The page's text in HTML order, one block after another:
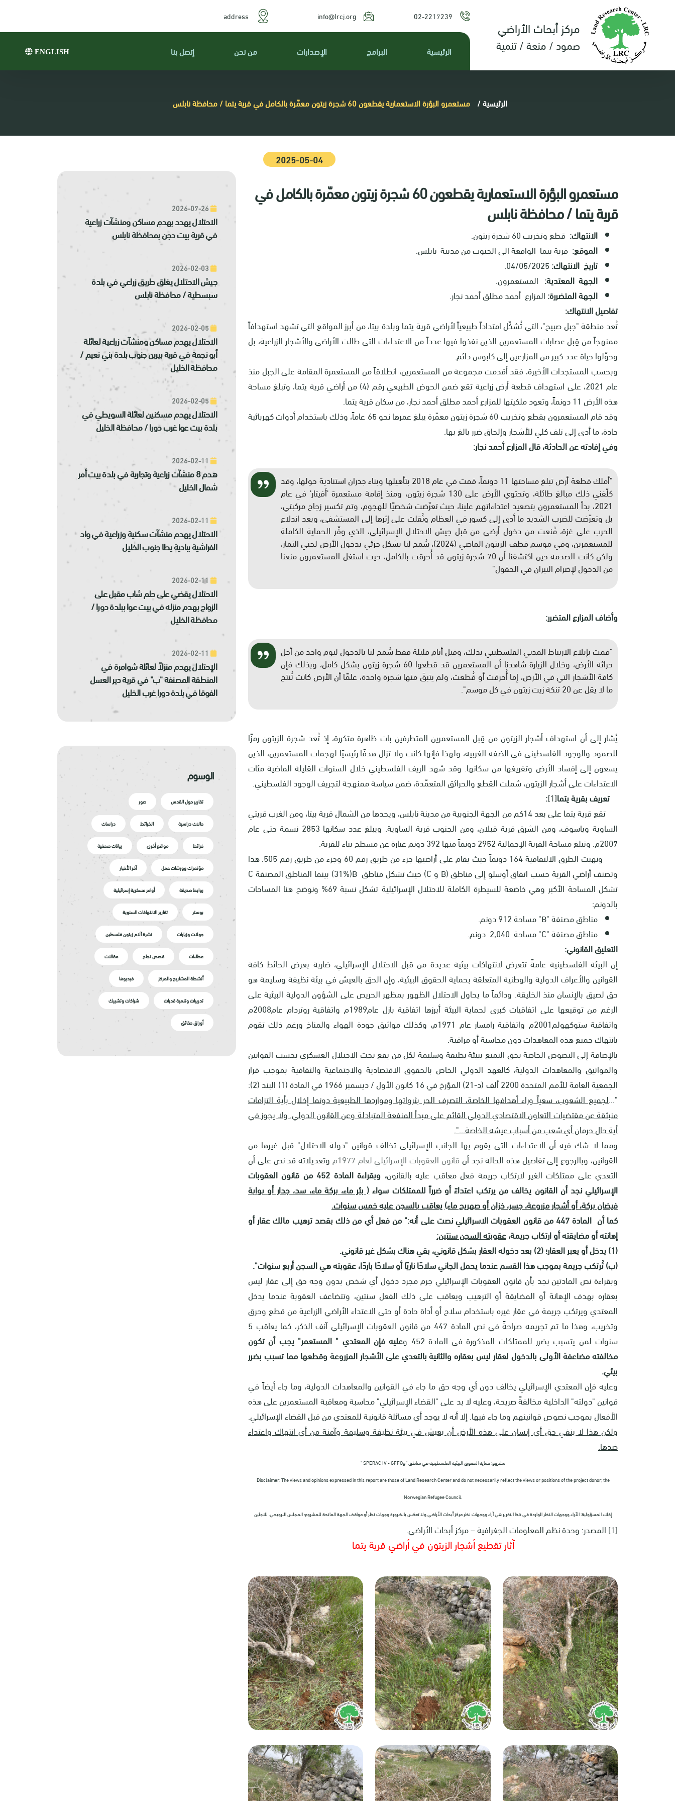
مركز أبحاث الأراضي
صمود / منعة / تنمية
02-2217239
info@lrcj.org
address
الرئيسية البرامج الإصدارات من نحن إتصل بنا ENGLISH
الرئيسية/ مستعمرو البؤرة الاستعمارية يقطعون 60 شجرة زيتون معمّرة بالكامل في قرية يتما / محافظة نابلس
2025-05-04
مستعمرو البؤرة الاستعمارية يقطعون 60 شجرة زيتون معمّرة بالكامل في
قرية يتما / محافظة نابلس
الانتهاك: قطع وتخريب 60 شجرة زيتون.
الموقع: قرية يتما الواقعة الى الجنوب من مدينة نابلس.
تاريخ الانتهاك:04/05/2025.
الجهة المعتدية: المستعمرون.
الجهة المتضررة:المزارع أحمد مطلق أحمد نجار.
تفاصيل الانتهاك:
تُعد منطقة "جبل صبيح"، التي تُشكّل امتداداً طبيعياً لأراضي قرية يتما وبلدة بيتا، من أبرز المواقع التي تشهد استهدافاً
ممنهجاً من قِبل عصابات المستعمرين الذين نفذوا فيها عدداً من الاعتداءات التي طالت الأراضي والأشجار الزراعية، بل
وحوّلوا حياة عدد كبير من المزارعين إلى كابوس دائم.
وبحسب المستجدات الأخيرة، فقد أقدمت مجموعة من المستعمرين، انطلاقاً من المستعمرة المقامة على الجبل منذ
عام 2021، على استهداف قطعة أرض زراعية تقع ضمن الحوض الطبيعي رقم (4) من أراضي قرية يتما، وتبلغ مساحة
هذه الأرض 11 دونماً، وتعود ملكيتها للمزارع أحمد مطلق أحمد نجار، من سكان قرية يتما.
وقد قام المستعمرون بقطع وتخريب 60 شجرة زيتون معمّرة يبلغ عمرها نحو 65 عاماً، وذلك باستخدام أدوات كهربائية
حادة، ما أدى إلى تلف كلي للأشجار وإلحاق ضرر بالغ بها.
وفي إفادته عن الحادثة، قال المزارع أحمد نجار:
"أملك قطعة أرض تبلغ مساحتها 11 دونماً، قمت في عام 2018 بتأهيلها وبناء جدران استنادية حولها، وقد
كلّفني ذلك مبالغ طائلة، وتحتوي الأرض على 130 شجرة زيتون، ومنذ إقامة مستعمرة 'أفيتار' في عام
2021، بدأ المستعمرون بتصعيد اعتداءاتهم علينا، حيث تعرّضت شخصيًا للهجوم، وتم تكسير زجاج مركبتي،
بل وتعرّضت للضرب الشديد ما أدى إلى كسور في العظام ونُقلت على إثرها إلى المستشفى، وبعد اندلاع
الحرب على غزة، مُنعت من دخول أرضي من قبل جيش الاحتلال الإسرائيلي، الذي وفّر الحماية الكاملة
للمستعمرين، وفي موسم قطف الزيتون الماضي (2024)، سُمح لنا بشكل جزئي بدخول الأرض لجني الثمار،
ولكن كانت الصدمة حين اكتشفنا أن 70 شجرة زيتون قد أُحرقت بالكامل، حيث استغل المستعمرون منعنا
من الدخول لإضرام النيران في الحقول"
وأضاف المزارع المتضرر:
"قمت بإبلاغ الارتباط المدني الفلسطيني بذلك، وقبل أيام قليلة فقط سُمح لنا بالدخول ليوم واحد من أجل
حراثة الأرض، وخلال الزيارة شاهدنا أن المستعمرين قد قطعوا 60 شجرة زيتون بشكل كامل، وبذلك فإن
كافة الأشجار التي في الأرض، إما أُحرقت أو قُطعت، ولم يتبقَ منها شجرة واحدة، علمًا أن الأرض كانت تُنتج
ما لا يقل عن 20 تنكة زيت زيتون في كل موسم".
يُشار إلى أن استهداف أشجار الزيتون من قِبل المستعمرين المتطرفين بات ظاهرة متكررة، إذ تُعد شجرة الزيتون رمزًا
للصمود والوجود الفلسطيني في الضفة الغربية، ولهذا فإنها كانت ولا تزال هدفًا رئيسيًا لهجمات المستعمرين، الذين
يسعون إلى إفساد الأرض وتفريغها من سكانها. وقد شهد الريف الفلسطيني خلال السنوات القليلة الماضية مئات
الاعتداءات على أشجار الزيتون، شملت القطع والحرائق المتعمّدة، ضمن سياسة ممنهجة لتجريف الوجود الفلسطيني.
تعريف بقرية يتما[1]
:
تقع قرية يتما على بعد 14كم من الجهة الجنوبية من مدينة نابلس، ويحدها من الشمال قرية بيتا، ومن الغرب قريتي
الساوية وياسوف، ومن الشرق قرية قبلان، ومن الجنوب قرية الساوية. ويبلغ عدد سكانها 2853 نسمة حتى عام
2007م. وتبلغ مساحة القرية الإجمالية 2952 دونماً منها 392 دونم عبارة عن مسطح بناء للقرية.
ونهبت الطرق الالتفافية 164 دونماً حيث يقام على أراضيها جزء من طريق رقم 60 وجزء من طريق رقم 505. هذا
وتصنف أراضي القرية حسب اتفاق أوسلو إلى مناطق (B و C) حيث تشكل مناطق B
(
31%) بينما المناطق المصنفةC
تشكل المساحة الأكبر وهي خاضعة للسيطرة الكاملة للاحتلال الإسرائيلية تشكل نسبة 69% ونوضح هنا المساحات
بالدونم:
مناطق مصنفة"B"مساحة 912 دونم
.
مناطق مصنفة "C" مساحة 2,040 دونم.
التعليق القانوني:
إن البيئة الفلسطينية عامةً تتعرض لانتهاكات بيئية عديدة من قبل الاحتلال الإسرائيلي، ضاربة بعرض الحائط كافة
القوانين والأعراف الدولية والوطنية المتعلقة بحماية الحقوق البيئية، وإن الحق بالعيش في بيئة نظيفة وسليمة هو
حق لصيق بالإنسان منذ الخليقة. ودائماً ما يحاول الاحتلال الظهور بمظهر الحريص على الشؤون الدولية البيئية على
الرغم من توقيعها على اتفاقيات كبرى لحماية البيئة أبرزها اتفاقية بازل عام1989م واتفاقية روتردام عام2008م
واتفاقية ستوكهولم2001م واتفاقية رامسار عام 1971م، وكذلك مواثيق جودة الهواء والمناخ ورغم ذلك تقوم
بانتهاك جميع هذه المعاهدات دون محاسبة أو مراقبة.
بالإضافة إلى النصوص الخاصة بحق التمتع ببيئة نظيفة وسليمة لكل من يقع تحت الاحتلال العسكري بحسب القوانين
والمواثيق والمعاهدات الدولية، كالعهد الدولي الخاص بالحقوق الاقتصادية والاجتماعية والثقافية بموجب قرار
الجمعية العامة للأمم المتحدة 2200 ألف (د-21) المؤرخ في 16 كانون الأول / ديسمبر 1966 في المادة (1) البند (2):
"...لجميع الشعوب، سعياً وراء أهدافها الخاصة، التصرف الحر بثرواتها ومواردها الطبيعية دونما إخلال بأية التزامات
منبثقة عن مقتضيات التعاون الاقتصادي الدولي القائم على مبدأ المنفعة المتبادلة وعن القانون الدولي. ولا يجوز في
أية حال حرمان أي شعب من أسباب عيشه الخاصة...".
ومما لا شك فيه أن الاعتداءات التي يقوم بها الجانب الإسرائيلي تخالف قوانين "دولة الاحتلال" قبل غيرها من
القوانين، وبالرجوع إلى تفاصيل هذه الحالة نجد أنقانون العقوبات الإسرائيلي لعام 1977م
وتعديلاته قد نص على أن
التعدي على ممتلكات الغير لارتكاب جريمة فعل معاقب عليه بالقانون
، وبقراءة المادة 452 من قانون العقوبات
الإسرائيلي نجد أن القانون يخالف من يرتكب اعتداءً أو ضرراً للممتلكات سواء( بئر ماء، بركة ماء، سد، جدار أو بوابة
فيضان بركة، أو أشجار مزروعة، جسر، خزان أو صهريج ماء)يعاقب بالسجن عليه خمس سنوات.
كما أن المادة 447 من قانون العقوبات الاسرائيلي نصت على أنه:" من فعل أي من ذلك بقصد ترهيب مالك عقار أو
إهانته أو مضايقته أو ارتكاب جريمة،عقوبته السجن سنتين:
(1) يدخل أو يعبر العقار؛ (2) بعد دخوله العقار بشكل قانوني، بقي هناك بشكل غير قانوني.
(ب) تُرتكب جريمة بموجب هذا القسم عندما يحمل الجاني سلاحًا ناريًا أو سلاحًا باردًا، عقوبته هي السجن أربع سنوات".
وبقراءة نص المادتين نجد بأن قانون العقوبات الإسرائيلي جرم مجرد دخول أي شخص بدون وجه حق إلى عقار ليس
بعقاره بهدف الإهانة أو المضايقة أو الترهيب ويعاقب على ذلك الفعل سنتين، وتتضاعف العقوبة عندما يدخل
المعتدي ويرتكب جريمة في عقار غيره باستخدام سلاح أو أداة حادة أو حتى الاعتداء الأراضي الزراعية من قطع وحرق
وتخريب، وهذا ما تم تجريمه صراحةً في نص المادة 447 من قانون العقوبات الإسرائيلي آنف الذكر، كما يعاقب 5
سنوات لمن يتسبب بضرر للممتلكات المذكورة في المادة 452 و
عليه فإن المعتدي " المستعمر" يجب أن تكون
مخالفته مضاعفة الأولى بالدخول لعقار ليس بعقاره والثانية بالتعدي على الأشجار المزروعة وقطعها مما تسبب بضرر
بيئي.
وعليه فإن المعتدي الإسرائيلي يخالف دون أي وجه حق ما جاء في القوانين والمعاهدات الدولية، وما جاء أيضاً في
قوانين "دولته" الداخلية مخالفةً صريحة، وعليه لا بد على "القضاء الإسرائيلي" محاسبة ومعاقبة المستعمرين على هذه
الأفعال بموجب نصوص قوانينهم وما جاء فيها. إلا أنه لا يوجد أي مسائلة قانونية للمعتدي من قبل القضاء الإسرائيلي.
ولكن هذا لا ينفي حق أي إنسان على هذه الأرض أن يعيش في بيئة نظيفة وسليمة وآمنة من أي انتهاك واعتداء
ضدها.
مشروع: حماية الحقوق البيئية الفلسطينية في مناطق "ج" SPERAC IV - GFFO
Disclaimer: The views and opinions expressed in this report are those of Land Research Center and do not necessarily reflect the views or positions of the project donor; the
Norwegian Refugee Council.
إخلاء المسؤولية: الآراء ووجهات النظر الواردة في هذا التقرير هي آراء ووجهات نظر مركز أبحاث الأراضي ولا تعكس بالضرورة وجهات نظر أو مواقف الجهة المانحة للمشروع؛ المجلس النرويجي. للاجئين
[1]المصدر: وحدة نظم المعلومات الجغرافية – مركز أبحاث الأراضي.
آثار تقطيع أشجار الزيتون في أراضي قرية يتما
الاحتلال يهدد بهدم مساكن ومنشآت زراعية
في قرية بيت دجن بمحافظة نابلس
جيش الاحتلال يغلق طريق زراعي في بلدة
سبسطية / محافظة نابلس
الاحتلال يهدم مساكن ومنشآت زراعية لعائلة
أبو نجمة في قرية بيرين جنوب بلدة بني نعيم /
محافظة الخليل
الاحتلال يهدم مسكنين لعائلة السويطي في
بلدة بيت عوا غرب دورا / محافظة الخليل
هدم 8 منشآت زراعية وتجارية في بلدة بيت أمر
شمال الخليل
الاحتلال يهدم منشآت سكنية وزراعية في واد
الفراشية ببادية يطا جنوب الخليل
الاحتلال يقضي على حلم شاب مقبل على
الزواج بهدم منزله في بيت عوا ببلدة دورا /
محافظة الخليل
الإحتلال يهدم منزلاً لعائلة شوامرة في
المنطقة المصنفة "ب" في قرية دير العسل
الفوقا في بلدة دورا غرب الخليل
الوسوم
تقارير حول القدس صور
حالات دراسية الخرائط دراسات
خرائط مواقع أخرى بيانات صحفية
مؤتمرات وورشات عمل آخر الأخبار
روابط صديقة أوامر عسكرية إسرائيلية
بوستر تقارير الانتهاكات السنوية
جولات وزيارات نشرة آلام زيتون فلسطين
عطاءات قصص نجاح مقالات
أنشطة المشاريع والمركز فيديوها
تدريبات وتنمية قدرات شراكات وتشبيك
أوراق حقائق